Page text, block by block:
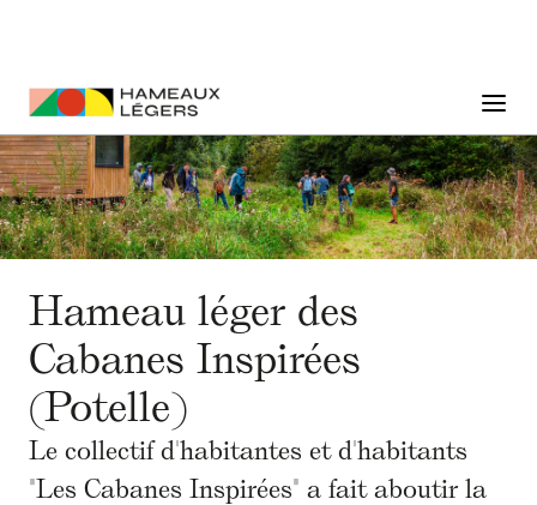
Hameau léger des
Cabanes Inspirées
(Potelle)
Le collectif d'habitantes et d'habitants
"Les Cabanes Inspirées" a fait aboutir la